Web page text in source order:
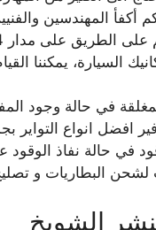
أكفأ المهندسين
السيارة، يمكننا
في حالة وجود
افضل انواع التواير
في حالة نفاذ
لشحن البطاريات و
الشويخ